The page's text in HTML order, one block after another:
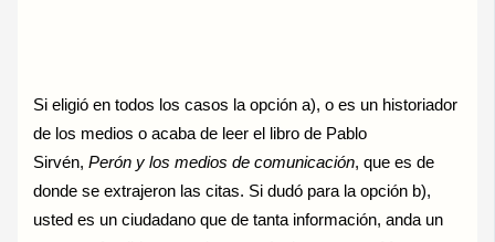
Si eligió en todos los casos la opción a), o es un historiador
de los medios o acaba de leer el libro de Pablo
Sirvén,Perón y los medios de comunicación, que es de
donde se extrajeron las citas. Si dudó para la opción b),
usted es un ciudadano que de tanta información, anda un